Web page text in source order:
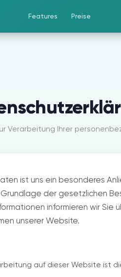
Features Preise
Verarbeitung Ihrer
ist uns ein besonderes
der gesetzlichen
informieren wir Sie
unserer Website.
auf dieser Website ist